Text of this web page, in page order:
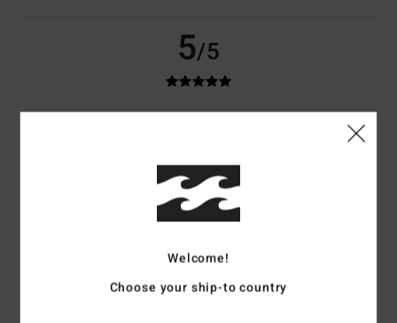
5/5
Achat vérifié
Rapport qualité / prix: 5/5 Taille: Taille parfaite
5
Welcome!
Choose your ship-to country